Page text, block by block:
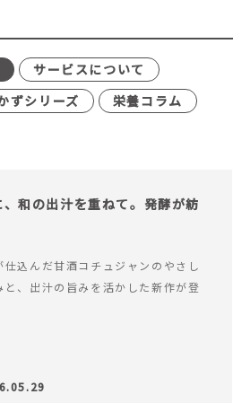
サービスについて
ずシリーズ
栄養コラム
和の出汁を重ねて。発酵が紡
仕込んだ甘酒コチュジャンのやさし
と、出汁の旨みを活かした新作が登